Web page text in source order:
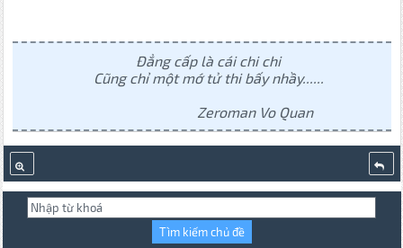
Đẳng cấp là cái chi chi
Cũng chỉ một mớ tử thi bấy nhầy......
Zeroman Vo Quan